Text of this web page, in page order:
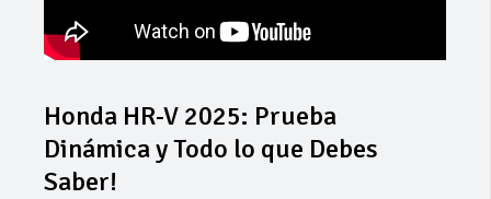
Honda HR-V 2025: Prueba
Dinámica y Todo lo que Debes
Saber!